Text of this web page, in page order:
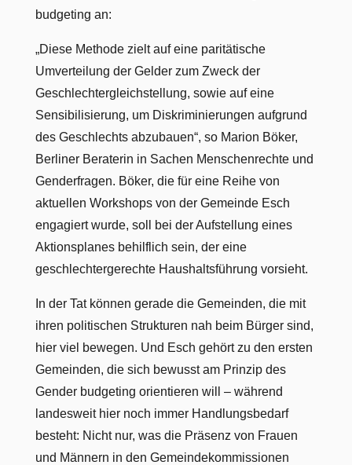
budgeting an:
„Diese Methode zielt auf eine paritätische
Umverteilung der Gelder zum Zweck der
Geschlechtergleichstellung, sowie auf eine
Sensibilisierung, um Diskriminierungen aufgrund
des Geschlechts abzubauen“, so Marion Böker,
Berliner Beraterin in Sachen Menschenrechte und
Genderfragen. Böker, die für eine Reihe von
aktuellen Workshops von der Gemeinde Esch
engagiert wurde, soll bei der Aufstellung eines
Aktionsplanes behilflich sein, der eine
geschlechtergerechte Haushaltsführung vorsieht.
In der Tat können gerade die Gemeinden, die mit
ihren politischen Strukturen nah beim Bürger sind,
hier viel bewegen. Und Esch gehört zu den ersten
Gemeinden, die sich bewusst am Prinzip des
Gender budgeting orientieren will – während
landesweit hier noch immer Handlungsbedarf
besteht: Nicht nur, was die Präsenz von Frauen
und Männern in den Gemeindekommissionen